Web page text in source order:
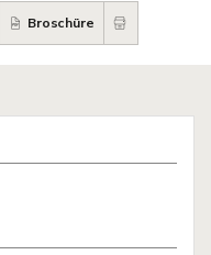
Broschüre